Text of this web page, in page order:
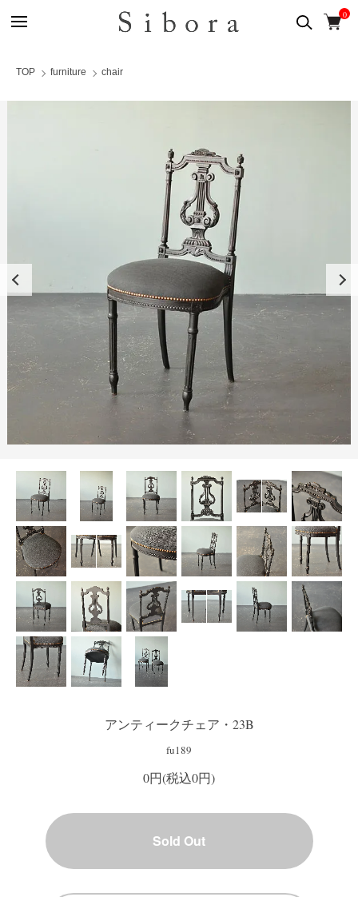
0
TOP furniture chair
アンティークチェア・23B
fu189
0円(税込0円)
Sold Out